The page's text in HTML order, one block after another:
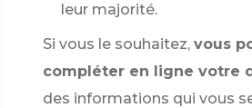
leur majorité.
Si vous le souhaitez, vous
compléter en ligne votre
des informations qui vous